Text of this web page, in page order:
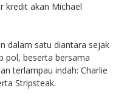
kredit akan Michael
dalam satu diantara sejak
pol, beserta bersama
terlampau indah: Charlie
Stripsteak.